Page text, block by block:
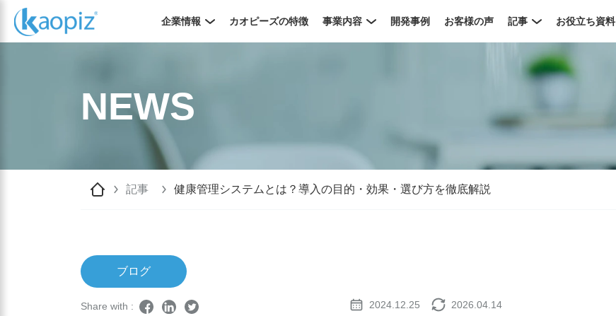
企業情報 カオピーズの特徴 事業内容 開発事例 お客様の声 記事 お役立ち資料
NEWS
記事 健康管理システムとは？導入の目的・効果・選び方を徹底解説
ブログ
Share with : 2024.12.25 2026.04.14